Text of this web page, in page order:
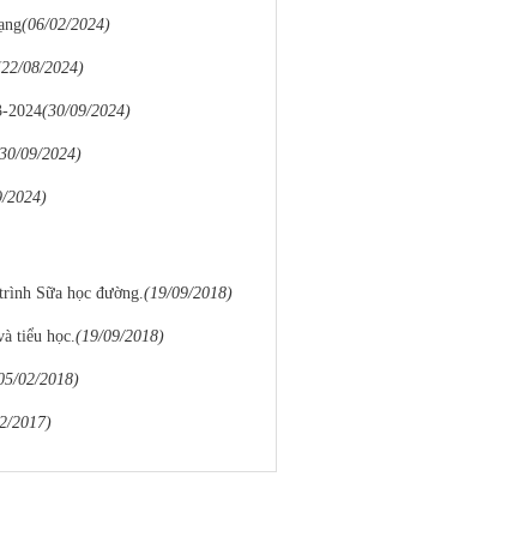
(06/02/2024)
08/2024)
2024(30/09/2024)
09/2024)
2024)
Sữa học đường. (19/09/2018)
tiểu học. (19/09/2018)
02/2018)
2017)